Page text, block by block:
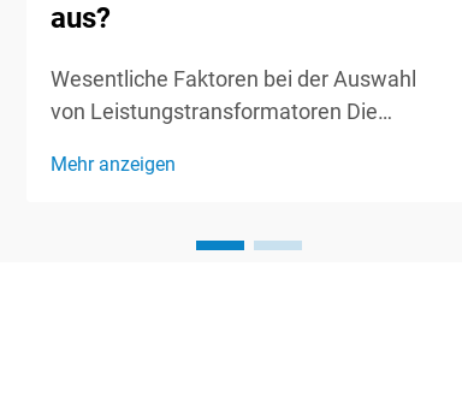
aus?
Wesentliche Faktoren bei der Auswahl
von Leistungstransformatoren Die
Leistungstransformators ist eine
Effizienz, Zuverlässigkeit und Sicherheit
Mehr anzeigen